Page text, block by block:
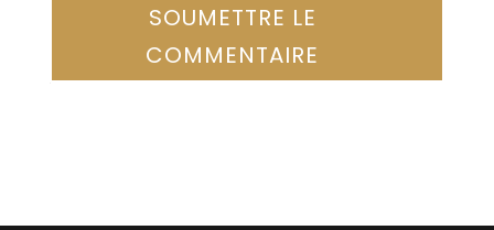
SOUMETTRE LE
COMMENTAIRE